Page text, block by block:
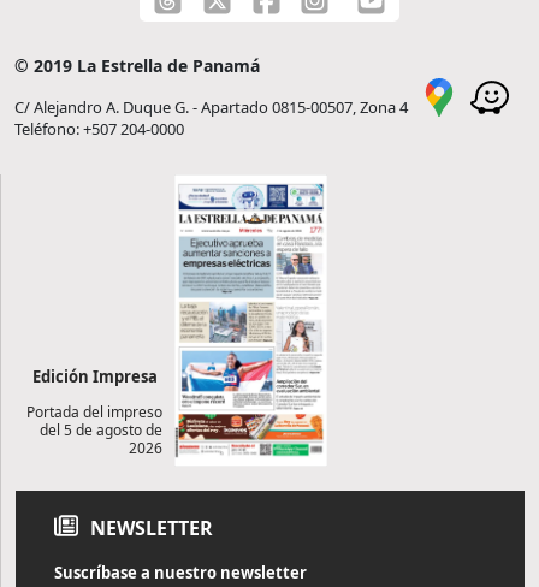
© 2019 La Estrella de Panamá
C/ Alejandro A. Duque G. - Apartado 0815-00507, Zona 4
Teléfono: +507 204-0000
Edición Impresa
Portada del impreso
del 5 de agosto de
2026
NEWSLETTER
Suscríbase a nuestro newsletter